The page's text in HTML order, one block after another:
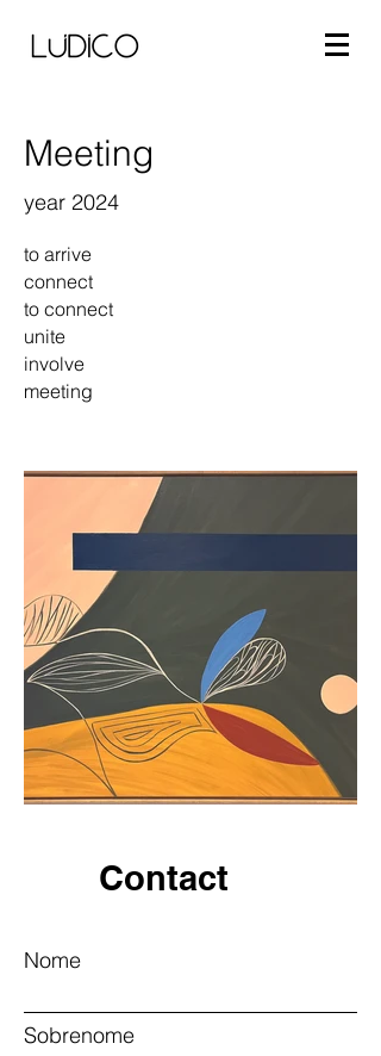
Meeting
year 2024
to arrive
connect
to connect
unite
involve
meeting
Contact
Nome
Sobrenome